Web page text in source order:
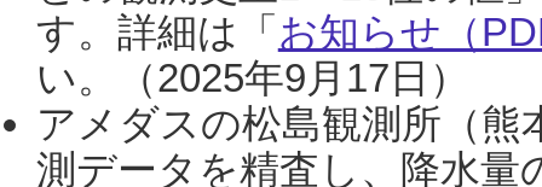
す。詳細は「 お知らせ（
い。（2025年9月17日）
アメダスの松島観測所（熊
測データを精査し、降水